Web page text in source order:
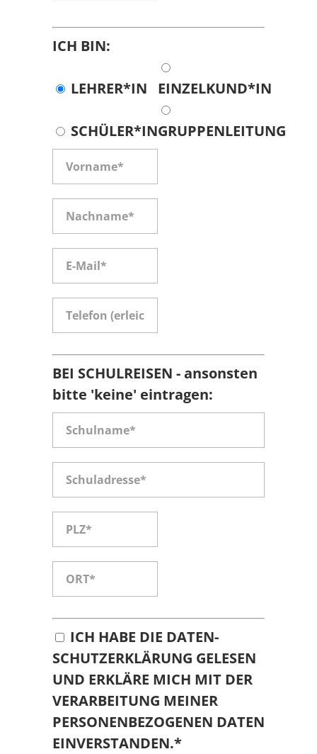
ICH BIN:
LEHRER*IN EINZELKUND*IN
SCHÜLER*INGRUPPENLEITUNG
BEI SCHULREISEN - ansonsten
bitte 'keine' eintragen:
ICH HABE DIE DATEN­
SCHUTZ­ER­KLÄ­RUNG GELESEN
UND ERKLÄRE MICH MIT DER
VERARBEITUNG MEINER
PERSONENBEZOGENEN DATEN
EINVERSTANDEN.*